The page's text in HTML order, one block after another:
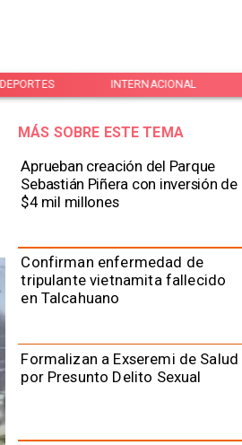
DEPORTES INTERNACIONAL
Aprueban creación del Parque
Sebastián Piñera con inversión de
$4 mil millones
Confirman enfermedad de
tripulante vietnamita fallecido
en Talcahuano
Formalizan a Exseremi de Salud
por Presunto Delito Sexual
MÁS SOBRE ESTE TEMA